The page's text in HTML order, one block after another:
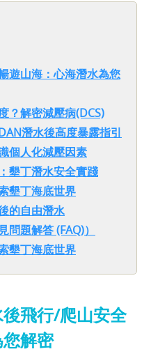
遊山海：心海潛水為您
？解密減壓病(DCS)
潛水後高度暴露指引
個人化減壓因素
墾丁潛水安全實踐
墾丁海底世界
的自由潛水
題解答 (FAQ)）
墾丁海底世界
飛行/爬山安全
解密